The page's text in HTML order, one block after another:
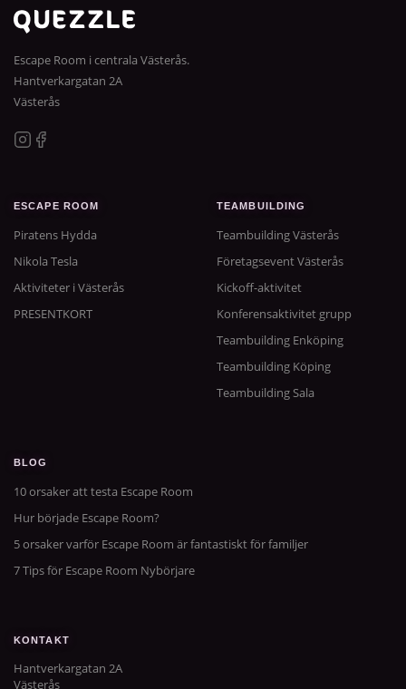
Escape Room i centrala Västerås.
Hantverkargatan 2A
Västerås
ESCAPE ROOM
Piratens Hydda
Nikola Tesla
Aktiviteter i Västerås
PRESENTKORT
TEAMBUILDING
Teambuilding Västerås
Företagsevent Västerås
Kickoff-aktivitet
Konferensaktivitet grupp
Teambuilding Enköping
Teambuilding Köping
Teambuilding Sala
BLOG
10 orsaker att testa Escape Room
Hur började Escape Room?
5 orsaker varför Escape Room är fantastiskt för familjer
7 Tips för Escape Room Nybörjare
KONTAKT
Hantverkargatan 2A
Västerås